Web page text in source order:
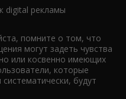
digital рекламы
помните о том, что
могут задеть чувства
или косвенно имеющих
которые
будут